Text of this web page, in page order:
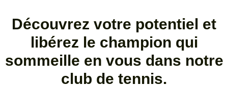
Découvrez votre potentiel et
libérez le champion qui
sommeille en vous dans notre
club de tennis.